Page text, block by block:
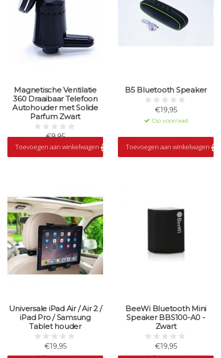
Magnetische Ventilatie
360 Draaibaar Telefoon
Autohouder met Solide
Parfum Zwart
€9,95
Op voorraad
Toevoegen aan winkelwagen
B5 Bluetooth Speaker
€19,95
Op voorraad
Toevoegen aan winkelwagen
Universale iPad Air / Air 2 /
iPad Pro / Samsung
Tablet houder
€19,95
BeeWi Bluetooth Mini
Speaker BBS100-A0 -
Zwart
€19,95